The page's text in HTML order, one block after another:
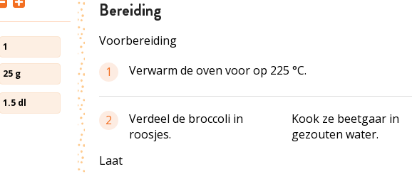
bereiding
Voorbereiding
1
Verwarm de oven voor op 225 °C.
2
Verdeel de broccoli in
roosjes.
Kook ze beetgaar in
gezouten water.
Laat
1
25 g
1.5 dl